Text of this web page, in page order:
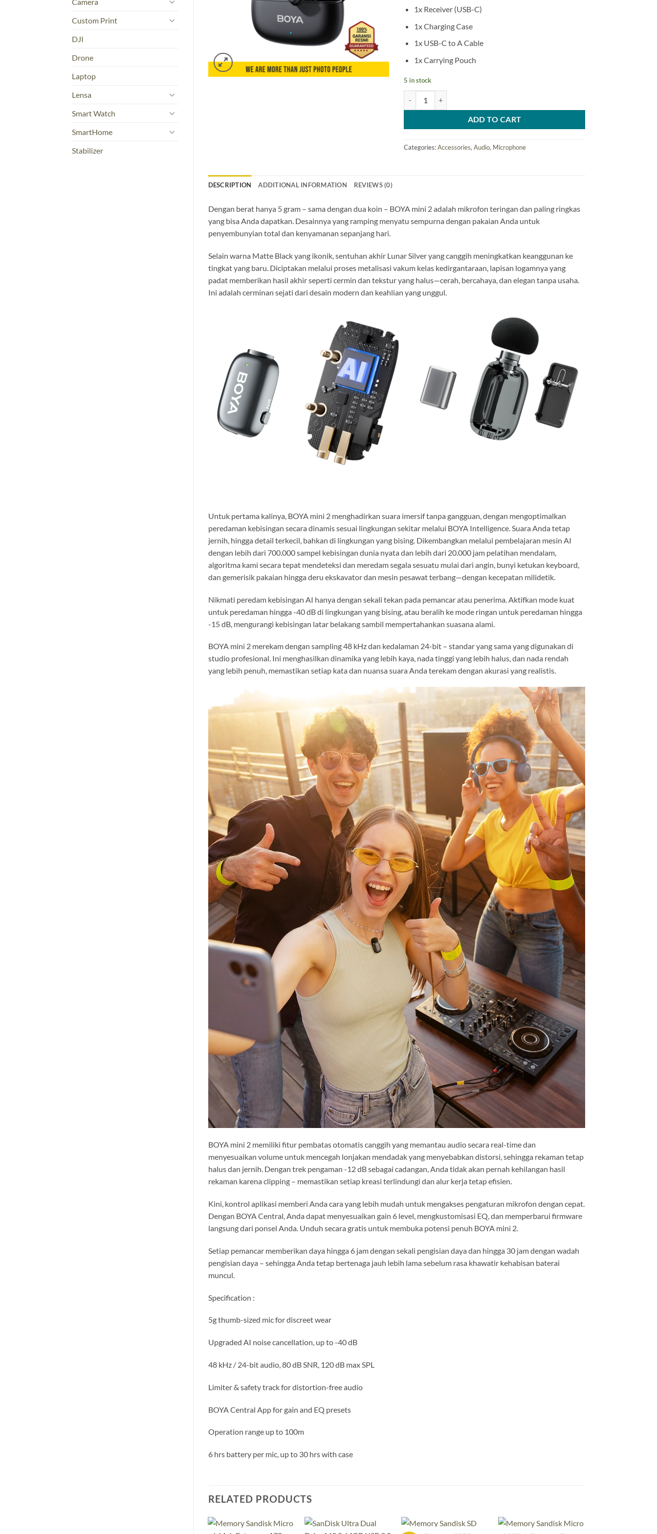
Custom Print
DJI
Drone
Laptop
Lensa
Smart Watch
SmartHome
Stabilizer
1x Receiver (USB-C)
1x Charging Case
1x USB-C to A Cable
1x Carrying Pouch
5 in stock
ADD TO CART
Categories:Accessories,Audio, Microphone
DESCRIPTION ADDITIONAL INFORMATION REVIEWS (0)
Dengan berat hanya 5 gram – sama dengan dua koin – BOYA mini 2 adalah mikrofon teringan dan paling ringkas
yang bisa Anda dapatkan. Desainnya yang ramping menyatu sempurna dengan pakaian Anda untuk
penyembunyian total dan kenyamanan sepanjang hari.
Selain warna Matte Black yang ikonik, sentuhan akhir Lunar Silver yang canggih meningkatkan keanggunan ke
tingkat yang baru. Diciptakan melalui proses metalisasi vakum kelas kedirgantaraan, lapisan logamnya yang
padat memberikan hasil akhir seperti cermin dan tekstur yang halus—cerah, bercahaya, dan elegan tanpa usaha.
Ini adalah cerminan sejati dari desain modern dan keahlian yang unggul.
Untuk pertama kalinya, BOYA mini 2 menghadirkan suara imersif tanpa gangguan, dengan mengoptimalkan
peredaman kebisingan secara dinamis sesuai lingkungan sekitar melalui BOYA Intelligence. Suara Anda tetap
jernih, hingga detail terkecil, bahkan di lingkungan yang bising. Dikembangkan melalui pembelajaran mesin AI
dengan lebih dari 700.000 sampel kebisingan dunia nyata dan lebih dari 20.000 jam pelatihan mendalam,
algoritma kami secara tepat mendeteksi dan meredam segala sesuatu mulai dari angin, bunyi ketukan keyboard,
dan gemerisik pakaian hingga deru ekskavator dan mesin pesawat terbang—dengan kecepatan milidetik.
Nikmati peredam kebisingan AI hanya dengan sekali tekan pada pemancar atau penerima. Aktifkan mode kuat
untuk peredaman hingga -40 dB di lingkungan yang bising, atau beralih ke mode ringan untuk peredaman hingga
-15 dB, mengurangi kebisingan latar belakang sambil mempertahankan suasana alami.
BOYA mini 2 merekam dengan sampling 48 kHz dan kedalaman 24-bit – standar yang sama yang digunakan di
studio profesional. Ini menghasilkan dinamika yang lebih kaya, nada tinggi yang lebih halus, dan nada rendah
yang lebih penuh, memastikan setiap kata dan nuansa suara Anda terekam dengan akurasi yang realistis.
BOYA mini 2 memiliki fitur pembatas otomatis canggih yang memantau audio secara real-time dan
menyesuaikan volume untuk mencegah lonjakan mendadak yang menyebabkan distorsi, sehingga rekaman tetap
halus dan jernih. Dengan trek pengaman -12 dB sebagai cadangan, Anda tidak akan pernah kehilangan hasil
rekaman karena clipping – memastikan setiap kreasi terlindungi dan alur kerja tetap efisien.
Kini, kontrol aplikasi memberi Anda cara yang lebih mudah untuk mengakses pengaturan mikrofon dengan cepat.
Dengan BOYA Central, Anda dapat menyesuaikan gain 6 level, mengkustomisasi EQ, dan memperbarui firmware
langsung dari ponsel Anda. Unduh secara gratis untuk membuka potensi penuh BOYA mini 2.
Setiap pemancar memberikan daya hingga 6 jam dengan sekali pengisian daya dan hingga 30 jam dengan wadah
pengisian daya – sehingga Anda tetap bertenaga jauh lebih lama sebelum rasa khawatir kehabisan baterai
muncul.
Specification :
5g thumb-sized mic for discreet wear
Upgraded AI noise cancellation, up to -40 dB
48 kHz / 24-bit audio, 80 dB SNR, 120 dB max SPL
Limiter & safety track for distortion-free audio
BOYA Central App for gain and EQ presets
Operation range up to 100m
6 hrs battery per mic, up to 30 hrs with case
RELATED PRODUCTS